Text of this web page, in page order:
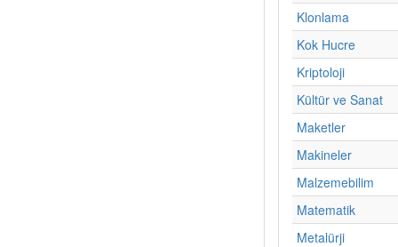
Klonlama
Kok Hucre
Kriptoloji
Kültür ve Sanat
Maketler
Makineler
Malzemebilim
Matematik
Metalürji